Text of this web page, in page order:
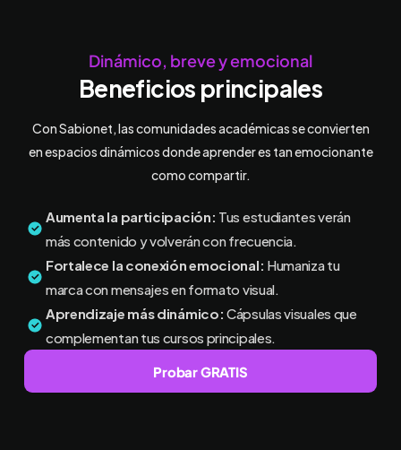
Dinámico, breve y emocional
Beneficios principales
Con Sabionet, las comunidades académicas se convierten
en espacios dinámicos donde aprender es tan emocionante
como compartir.
Aumenta la participación: Tus estudiantes verán
más contenido y volverán con frecuencia.
Fortalece la conexión emocional: Humaniza tu
marca con mensajes en formato visual.
Aprendizaje más dinámico: Cápsulas visuales que
complementan tus cursos principales.
Probar GRATIS